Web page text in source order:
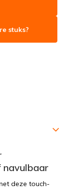
stuks?
deze touch-